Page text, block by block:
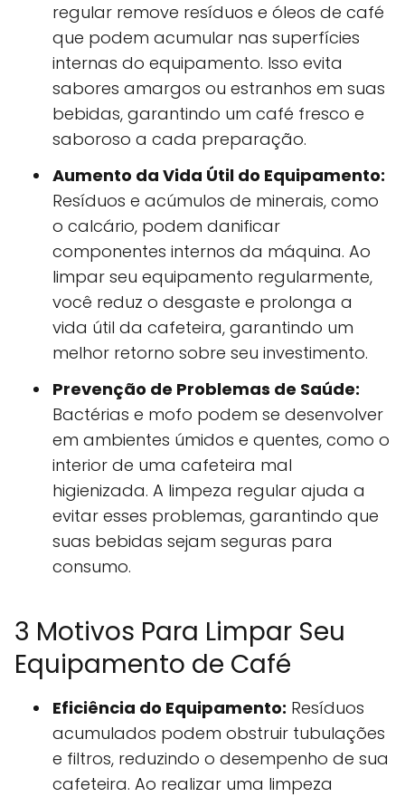
regular remove resíduos e óleos de café
que podem acumular nas superfícies
internas do equipamento. Isso evita
sabores amargos ou estranhos em suas
bebidas, garantindo um café fresco e
saboroso a cada preparação.
Aumento da Vida Útil do Equipamento:
Resíduos e acúmulos de minerais, como
o calcário, podem danificar
componentes internos da máquina. Ao
limpar seu equipamento regularmente,
você reduz o desgaste e prolonga a
vida útil da cafeteira, garantindo um
melhor retorno sobre seu investimento.
Prevenção de Problemas de Saúde:
Bactérias e mofo podem se desenvolver
em ambientes úmidos e quentes, como o
interior de uma cafeteira mal
higienizada. A limpeza regular ajuda a
evitar esses problemas, garantindo que
suas bebidas sejam seguras para
consumo.
3 Motivos Para Limpar Seu
Equipamento de Café
Eficiência do Equipamento: Resíduos
acumulados podem obstruir tubulações
e filtros, reduzindo o desempenho de sua
cafeteira. Ao realizar uma limpeza